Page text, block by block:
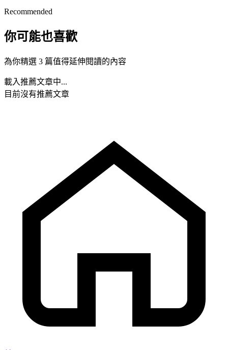
Recommended
你可能也喜歡
為你精選 3 篇值得延伸閱讀的內容
載入推薦文章中...
目前沒有推薦文章